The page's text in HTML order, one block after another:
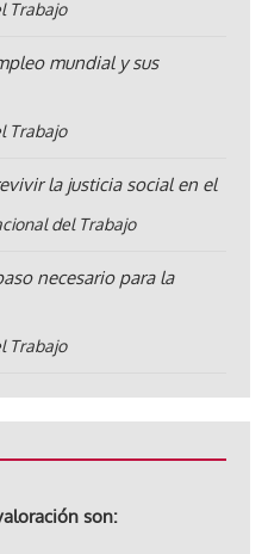
Trabajo
mundial y sus
Trabajo
la justicia social en el
del Trabajo
necesario para la
Trabajo
son: